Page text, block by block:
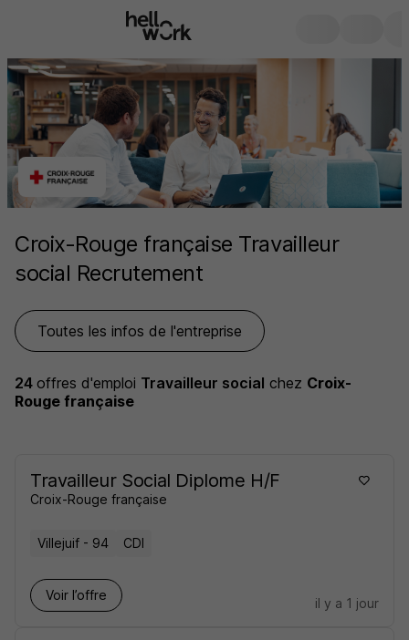
Croix-Rouge française Travailleur
social Recrutement
Toutes les infos de l'entreprise
24 offres d'emploi Travailleur social chez Croix-
Rouge française
Travailleur Social Diplome H/F
Croix-Rouge française
Villejuif - 94 CDI
Voir l’offre
il y a 1 jour